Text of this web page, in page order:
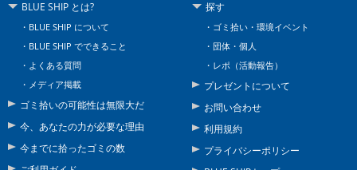
BLUE SHIP とは?
BLUE SHIP について
BLUE SHIP でできること
よくある質問
メディア掲載
ゴミ拾いの可能性は無限大だ
今、あなたの力が必要な理由
今までに拾ったゴミの数
探す
ゴミ拾い・環境イベント
団体・個人
レポ（活動報告）
プレゼントについて
お問い合わせ
利用規約
プライバシーポリシー